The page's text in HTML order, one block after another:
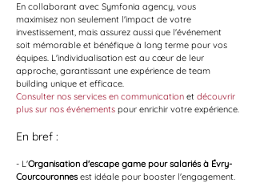
En collaborant avec Symfonia agency, vous
maximisez non seulement l'impact de votre
investissement, mais assurez aussi que l'événement
soit mémorable et bénéfique à long terme pour vos
équipes. L'individualisation est au cœur de leur
approche, garantissant une expérience de team
building unique et efficace.
Consulter nos services en communication et découvrir
plus sur nos événements pour enrichir votre expérience.
En bref :
- L'Organisation d'escape game pour salariés à Évry-
Courcouronnes est idéale pour booster l'engagement.